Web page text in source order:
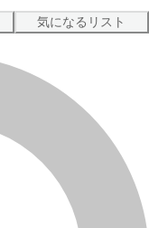
気になるリスト